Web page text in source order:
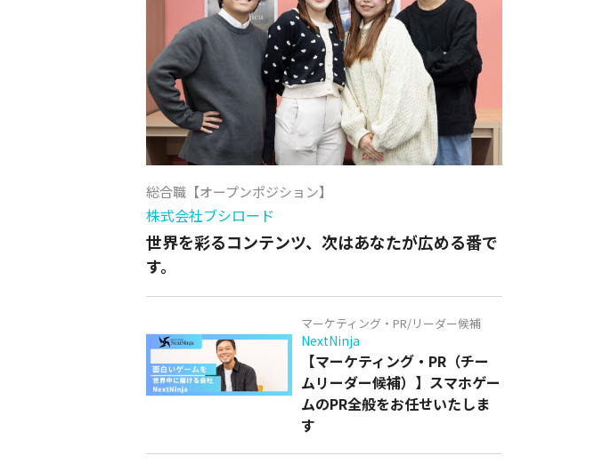
総合職【オープンポジション】
株式会社ブシロード
世界を彩るコンテンツ、次はあなたが広める番で
す。
マーケティング・PR/リーダー候補
NextNinja
【マーケティング・PR（チー
ムリーダー候補）】スマホゲー
ムのPR全般をお任せいたしま
す